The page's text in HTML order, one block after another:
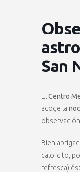
San
El Centro
acoge la
Bien
calorcito,
refresca)